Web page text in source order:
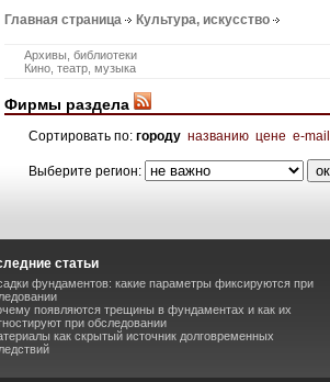
Главная страница Культура, искусство
Архивы, библиотеки
Кино, театр, музыка
Фирмы раздела
Сортировать по: городу названию цене e-mail
Выберите регион:
статьи
фундаментов: какие параметры фиксируются при
появляются трещины в фундаментах и как их
при обследовании
как скрытый источник долговременных